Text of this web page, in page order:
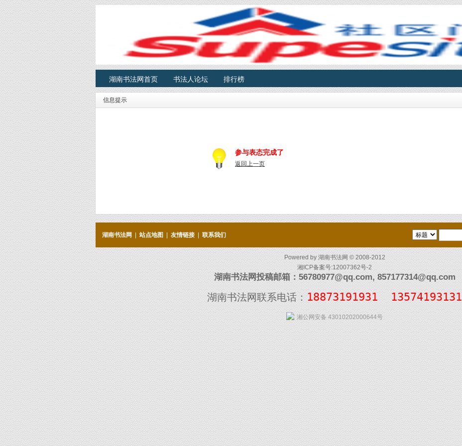
湖南书法网首页 书法人论坛 排行榜
信息提示
参与表态完成了
返回上一页
湖南书法网 站点地图 友情链接 联系我们
Powered by 湖南书法网 © 2008-2012
湘ICP备案号:12007362号-2
湖南书法网投稿邮箱：56780977@qq.com, 857177314@qq.com
湖南书法网联系电话： 18873191931  13574193131
湘公网安备 43010202000644号